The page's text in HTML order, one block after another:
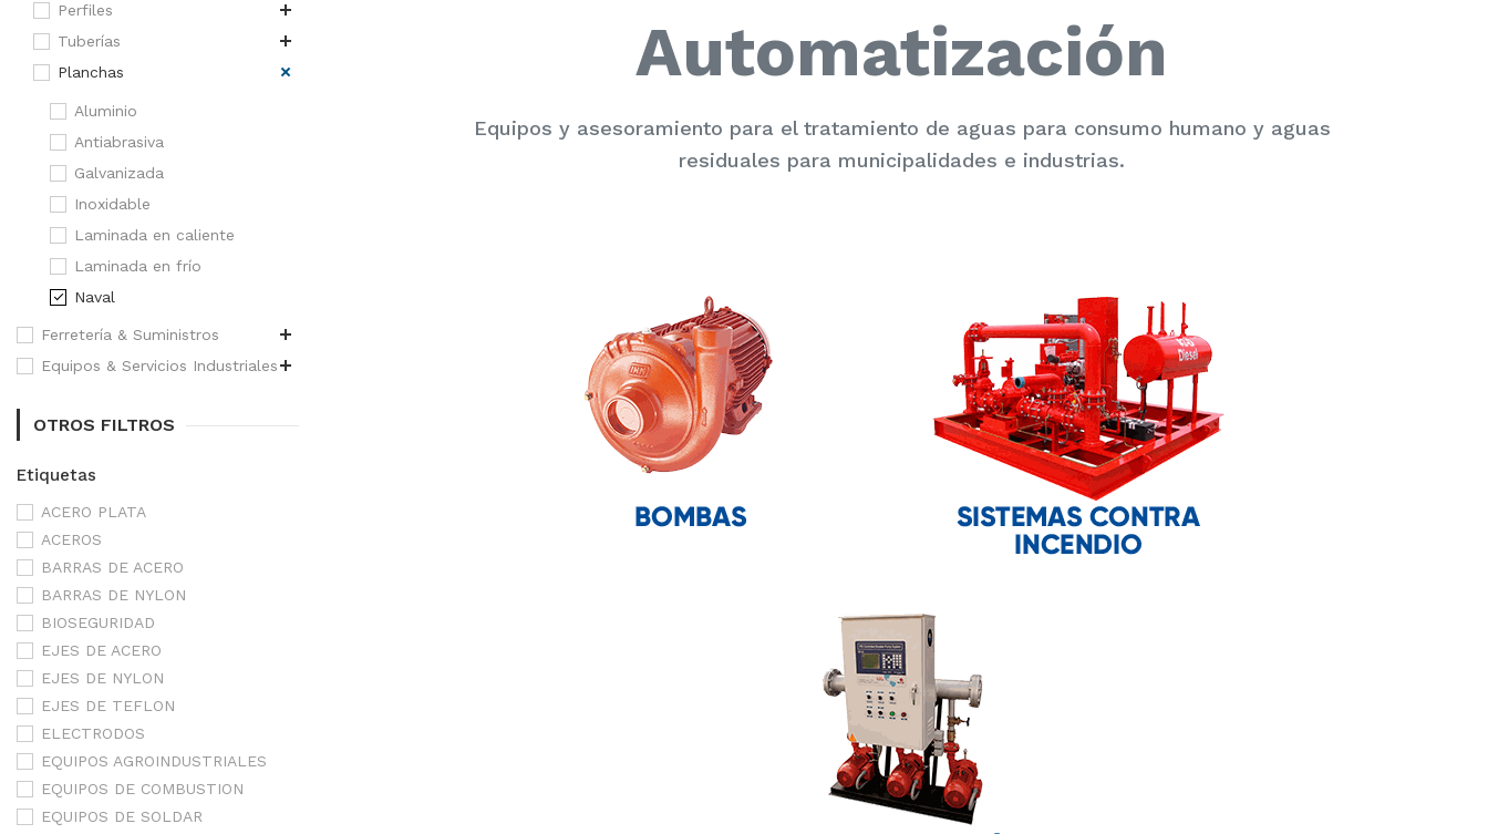
Perfiles
Tuberías
Planchas
Aluminio
Antiabrasiva
Galvanizada
Inoxidable
Laminada en caliente
Laminada en frío
Naval
Ferretería & Suministros
Equipos & Servicios Industriales
OTROS FILTROS
Etiquetas
ACERO PLATA
ACEROS
BARRAS DE ACERO
BARRAS DE NYLON
BIOSEGURIDAD
EJES DE ACERO
EJES DE NYLON
EJES DE TEFLON
ELECTRODOS
EQUIPOS AGROINDUSTRIALES
EQUIPOS DE COMBUSTION
EQUIPOS DE SOLDAR
Automatización
Equipos y asesoramiento para el tratamiento de aguas para consumo humano y aguas
residuales para municipalidades e industrias.